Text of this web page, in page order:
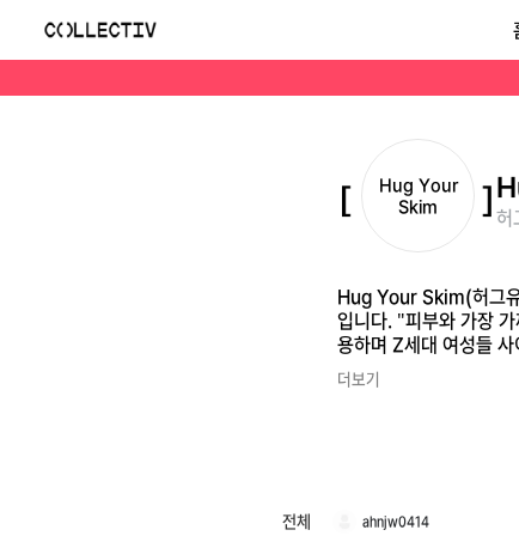
Hug Your Skim(허그유어스킨)은 타투 아티스트 최고은(HUG) 디렉터가 서울을 기반으로 설립한 대한민국의 여성 디자이너 서브컬처 스트리트웨어 브랜드입
Hug Your
Skim
허
Hug Your Skim(허그유
입니다. "피부와 가장
용하며 Z세대 여성들
를 연출합니다.
더보기
전체
ahnjw0414